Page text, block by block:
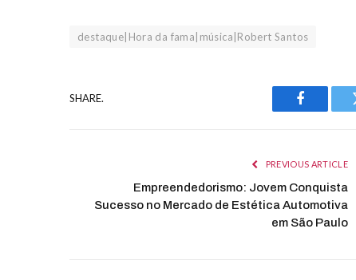
destaque|Hora da fama|música|Robert Santos
SHARE.
Facebook
PREVIOUS ARTICLE
Empreendedorismo: Jovem Conquista
Sucesso no Mercado de Estética Automotiva
em São Paulo